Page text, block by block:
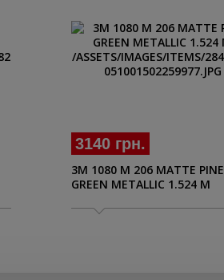
3140 грн.
3M 1080 М 206 MATTE PINE
GREEN METALLIC 1.524 M